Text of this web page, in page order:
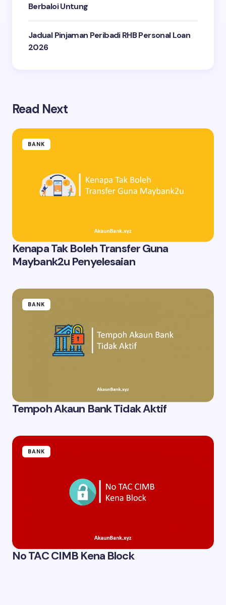
Berbaloi Untung
Jadual Pinjaman Peribadi RHB Personal Loan
2026
Read Next
BANK
Kenapa Tak Boleh Transfer Guna
Maybank2u Penyelesaian
BANK
Tempoh Akaun Bank Tidak Aktif
BANK
No TAC CIMB Kena Block